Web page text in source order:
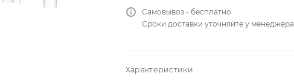
Самовывоз - бесплатно
Сроки доставки уточняйте у менеджера
Характеристики